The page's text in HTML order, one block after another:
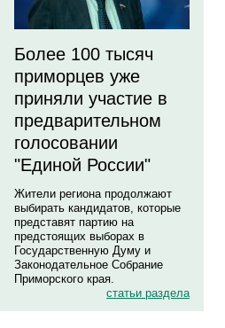
Более 100 тысяч
приморцев уже
приняли участие в
предварительном
голосовании
"Единой России"
Жители региона продолжают
выбирать кандидатов, которые
представят партию на
предстоящих выборах в
Государственную Думу и
Законодательное Собрание
Приморского края.
статьи раздела